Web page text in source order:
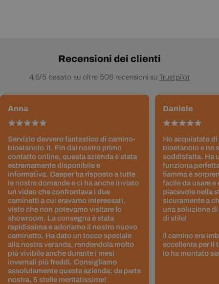
Recensioni dei clienti
4,6/5 basato su oltre 508 recensioni su Trustpilot
Anna
Servizio davvero fantastico di camino-
bioetanolo.it. Fin dal nostro primo
contatto online, questa azienda è stata
estremamente disponibile e
informativa. Casper ha risposto a tutte
le nostre domande e ci ha anche inviato
un video che confrontava i due
caminetti a cui eravamo interessati,
visto che non potevamo visitare lo
showroom. La consegna è stata
rapidissima e adoriamo il nostro nuovo
caminetto. Ha dato un tocco speciale
alla nostra veranda, rendendola molto
più vivibile anche durante i mesi
invernali più freddi. Consigliamo
assolutamente questa azienda: da parte
nostra, 5 stelle meritatissime!
Daniele
Ho acquistato di
bioetanolo e ne
soddisfatta. Ha
funziona
fiamma è
facile da usare e
piacevole nella
sicuramente a
una soluzione
di stile!
Il camino era
eccellente per il
lo ha montato